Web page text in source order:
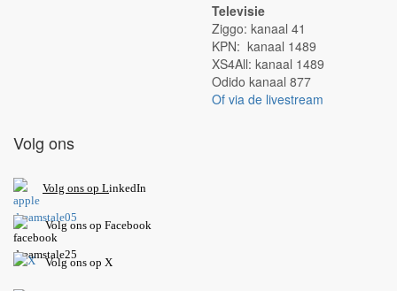
Televisie
Ziggo: kanaal 41
KPN: kanaal 1489
XS4All: kanaal 1489
Odido kanaal 877
Of via de livestream
Volg ons
Volg ons op LinkedIn
Volg ons op Facebook
Volg ons op X